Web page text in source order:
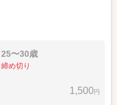
25〜30歳
締め切り
1,500円